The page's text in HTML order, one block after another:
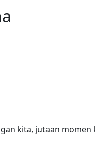
kita, jutaan momen